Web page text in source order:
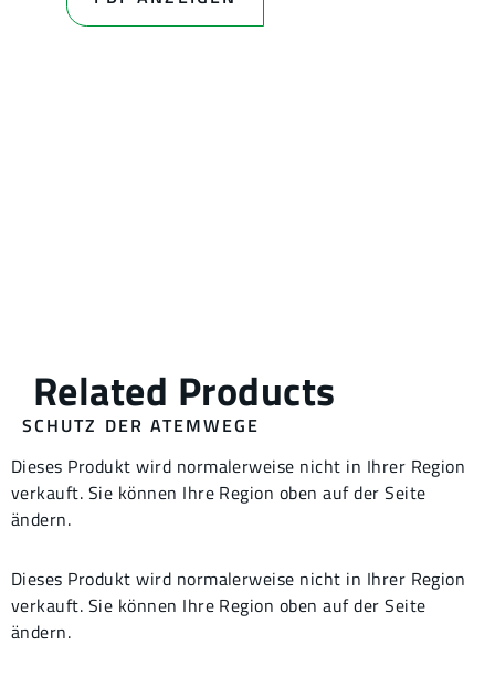
SCHUTZ DER ATEMWEGE
Dieses Produkt wird normalerweise nicht in Ihrer Region
verkauft. Sie können Ihre Region oben auf der Seite
ändern.
Dieses Produkt wird normalerweise nicht in Ihrer Region
verkauft. Sie können Ihre Region oben auf der Seite
ändern.